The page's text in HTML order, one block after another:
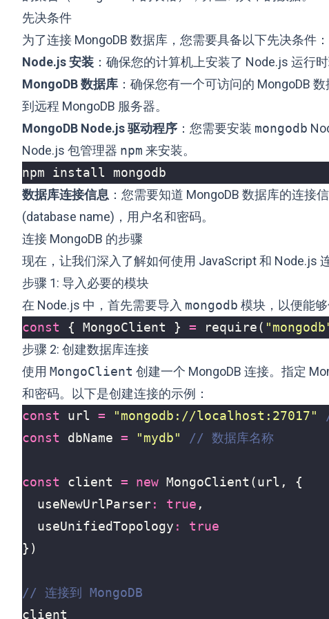
先决条件
为了连接 MongoDB 数据库，您需要具备以下先决条件：
Node.js 安装 ：确保您的计算机上安装了 Node.js 运行
MongoDB 数据库 ：确保您有一个可访问的 MongoDB
到远程 MongoDB 服务器。
MongoDB Node.js 驱动程序 ：您需要安装 mongodb
Node.js 包管理器 npm 来安装。
数据库连接信息 ：您需要知道 MongoDB 数据库的连
(database name)，用户名和密码。
连接 MongoDB 的步骤
现在，让我们深入了解如何使用 JavaScript 和 Node.js
步骤 1: 导入必要的模块
在 Node.js 中，首先需要导入 mongodb 模块，以便能
const
{ MongoClient } = require(
步骤 2: 创建数据库连接
使用 MongoClient 创建一个 MongoDB 连接。指定
和密码。以下是创建连接的示例：
const
url = "mongodb://localhost:27017"
const
dbName = "mydb"
const client = new MongoClient (url ,
{
useNewUrlParser: true ,
useUnifiedTopology :
true
})
client